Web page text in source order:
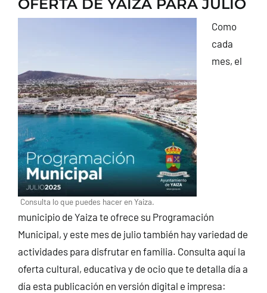
OFERTA DE YAIZA PARA JULIO
Consulta lo que puedes hacer en Yaiza.
Como
cada
mes, el
municipio de Yaiza te ofrece su Programación
Municipal, y este mes de julio también hay variedad de
actividades para disfrutar en familia. Consulta aquí la
oferta cultural, educativa y de ocio que te detalla día a
día esta publicación en versión digital e impresa: